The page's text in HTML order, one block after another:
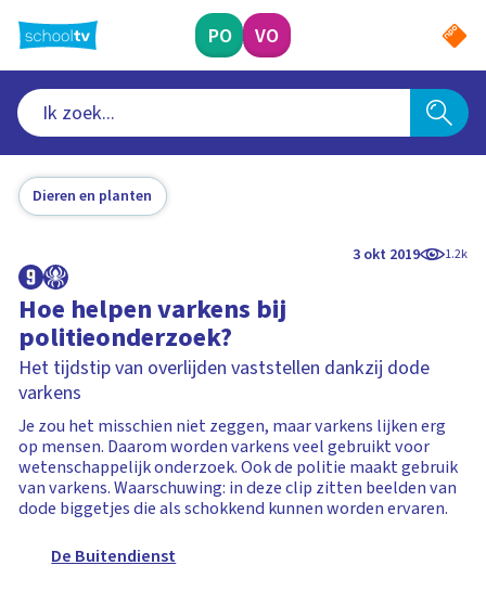
naar
hoofdinhoud
PO VO
Dieren en planten
3 okt 2019 1.2k
Hoe helpen varkens bij
politieonderzoek?
Het tijdstip van overlijden vaststellen dankzij dode
varkens
Je zou het misschien niet zeggen, maar varkens lijken erg
op mensen. Daarom worden varkens veel gebruikt voor
wetenschappelijk onderzoek. Ook de politie maakt gebruik
van varkens. Waarschuwing: in deze clip zitten beelden van
dode biggetjes die als schokkend kunnen worden ervaren.
De Buitendienst